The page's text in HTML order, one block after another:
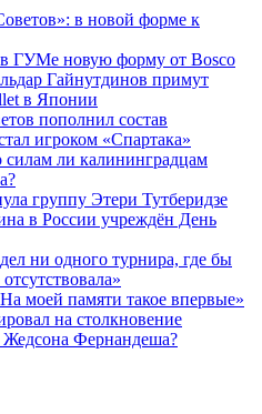
в новой форме к
ГУМе новую форму от Bosco
Гайнутдинов примут
в Японии
пополнил состав
игроком «Спартака»
ли калининградцам
группу Этери Тутберидзе
в России учреждён День
ни одного турнира, где бы
моей памяти такое впервые»
на столкновение
Жедсона Фернандеша?